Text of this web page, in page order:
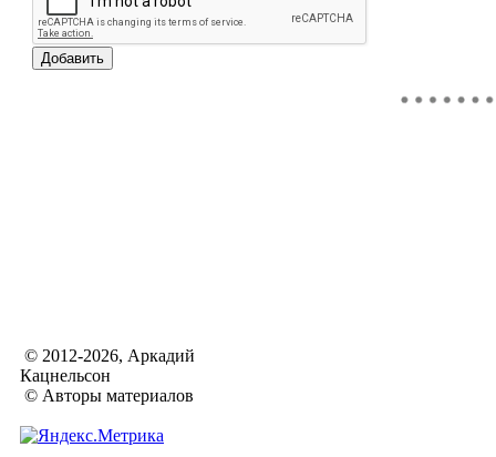
© 2012-2026, Аркадий
Кацнельсон
© Авторы материалов